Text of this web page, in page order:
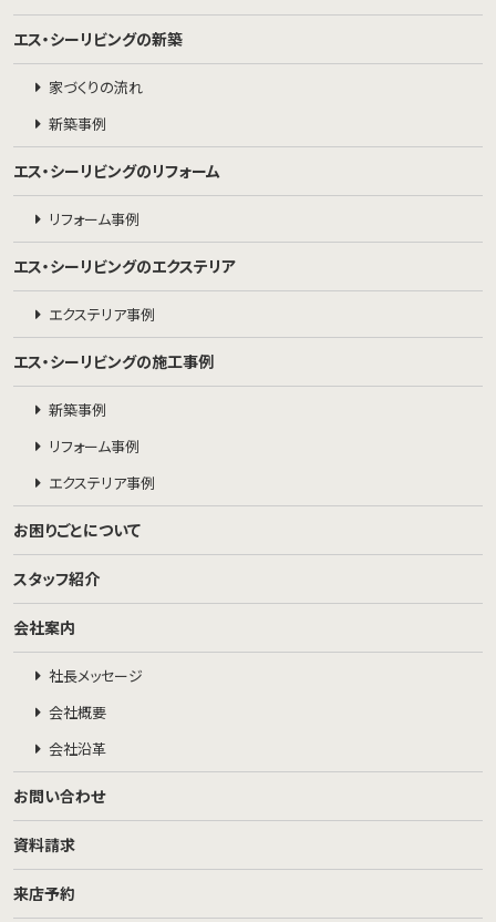
エス・シーリビングの新築
家づくりの流れ
新築事例
エス・シーリビングのリフォーム
リフォーム事例
エス・シーリビングのエクステリア
エクステリア事例
エス・シーリビングの施工事例
新築事例
リフォーム事例
エクステリア事例
お困りごとについて
スタッフ紹介
会社案内
社長メッセージ
会社概要
会社沿革
お問い合わせ
資料請求
来店予約